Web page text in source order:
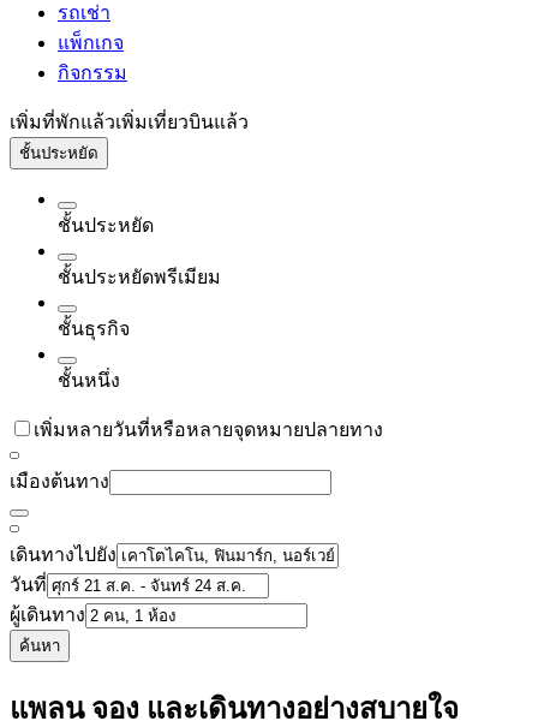
รถเช่า
แพ็กเกจ
กิจกรรม
เพิ่มที่พักแล้วเพิ่มเที่ยวบินแล้ว
ชั้นประหยัด
ชั้นประหยัด
ชั้นประหยัดพรีเมียม
ชั้นธุรกิจ
ชั้นหนึ่ง
เพิ่มหลายวันที่หรือหลายจุดหมายปลายทาง
เมืองต้นทาง
เดินทางไปยัง
วันที่
ผู้เดินทาง
ค้นหา
แพลน จอง และเดินทางอย่างสบายใจ